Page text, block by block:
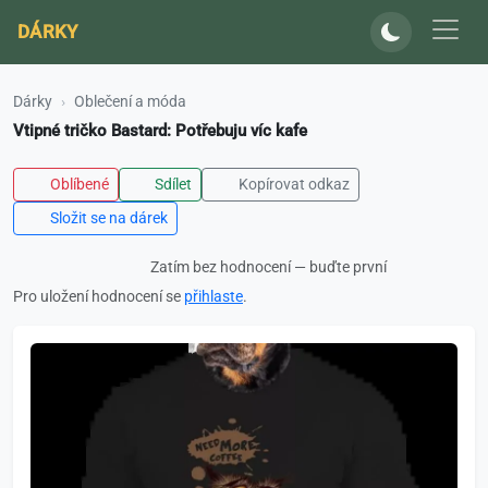
DÁRKY
Dárky Oblečení a móda
Vtipné tričko Bastard: Potřebuju víc kafe
Oblíbené Sdílet
Kopírovat odkaz
Složit se na dárek
Zatím bez hodnocení — buďte první
Pro uložení hodnocení se přihlaste.